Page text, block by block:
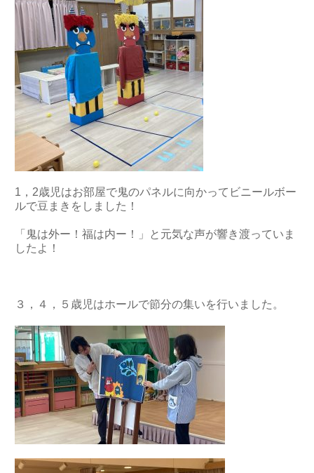
1，2歳児はお部屋で鬼のパネルに向かってビニールボー
ルで豆まきをしました！
「鬼は外ー！福は内ー！」と元気な声が響き渡っていま
したよ！
３，４，５歳児はホールで節分の集いを行いました。